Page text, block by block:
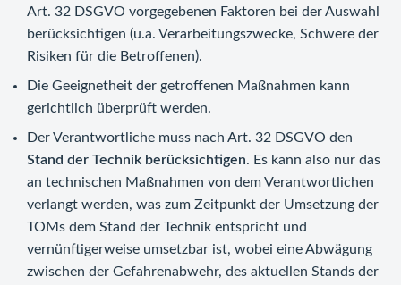
Art. 32 DSGVO vorgegebenen Faktoren bei der Auswahl
berücksichtigen (u.a. Verarbeitungszwecke, Schwere der
Risiken für die Betroffenen).
Die Geeignetheit der getroffenen Maßnahmen kann
gerichtlich überprüft werden.
Der Verantwortliche muss nach Art. 32 DSGVO den
Stand der Technik berücksichtigen. Es kann also nur das
an technischen Maßnahmen von dem Verantwortlichen
verlangt werden, was zum Zeitpunkt der Umsetzung der
TOMs dem Stand der Technik entspricht und
vernünftigerweise umsetzbar ist, wobei eine Abwägung
zwischen der Gefahrenabwehr, des aktuellen Stands der